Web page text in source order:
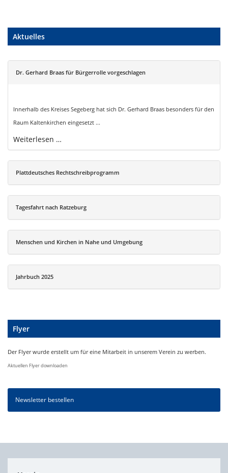
Aktuelles
Dr. Gerhard Braas für Bürgerrolle vorgeschlagen
Innerhalb des Kreises Segeberg hat sich Dr. Gerhard Braas besonders für den
Raum Kaltenkirchen eingesetzt ...
Weiterlesen …
Plattdeutsches Rechtschreibprogramm
Tagesfahrt nach Ratzeburg
Menschen und Kirchen in Nahe und Umgebung
Jahrbuch 2025
Flyer
Der Flyer wurde erstellt um für eine Mitarbeit in unserem Verein zu werben.
Aktuellen Flyer downloaden
Newsletter bestellen